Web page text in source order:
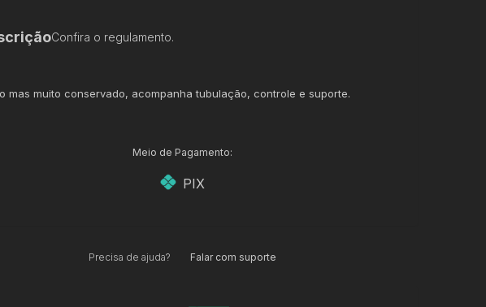
Confira o regulamento.
mas muito conservado, acompanha tubulação, controle e suporte.
Meio de Pagamento:
PIX
Precisa de ajuda? Falar com suporte